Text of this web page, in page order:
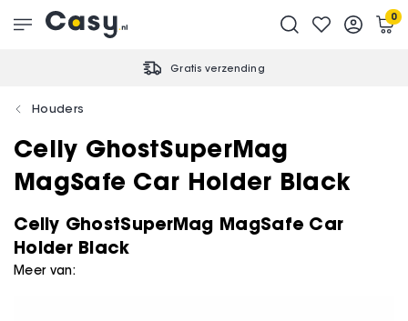
Gratis verzending
0
Houders
Celly GhostSuperMag
MagSafe Car Holder Black
Celly GhostSuperMag MagSafe Car
Holder Black
Meer van: